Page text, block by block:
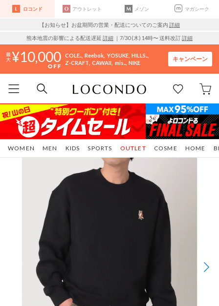
ロコンド アウトレット メゾン マガシーク
【お知らせ】お盆期間の営業・配送についてのご案内 詳細
熊本地震の影響による配送遅延 詳細 ｜7/30 (木) 14時〜 送料改訂詳細
10,000 COLE.. Reebok YOSUKE HILLS..
Z-CRAFT CAWAII mis.. NIKE
キャンペーン
WOMEN MEN KIDS SPORTS COSME HOME
OUTLET